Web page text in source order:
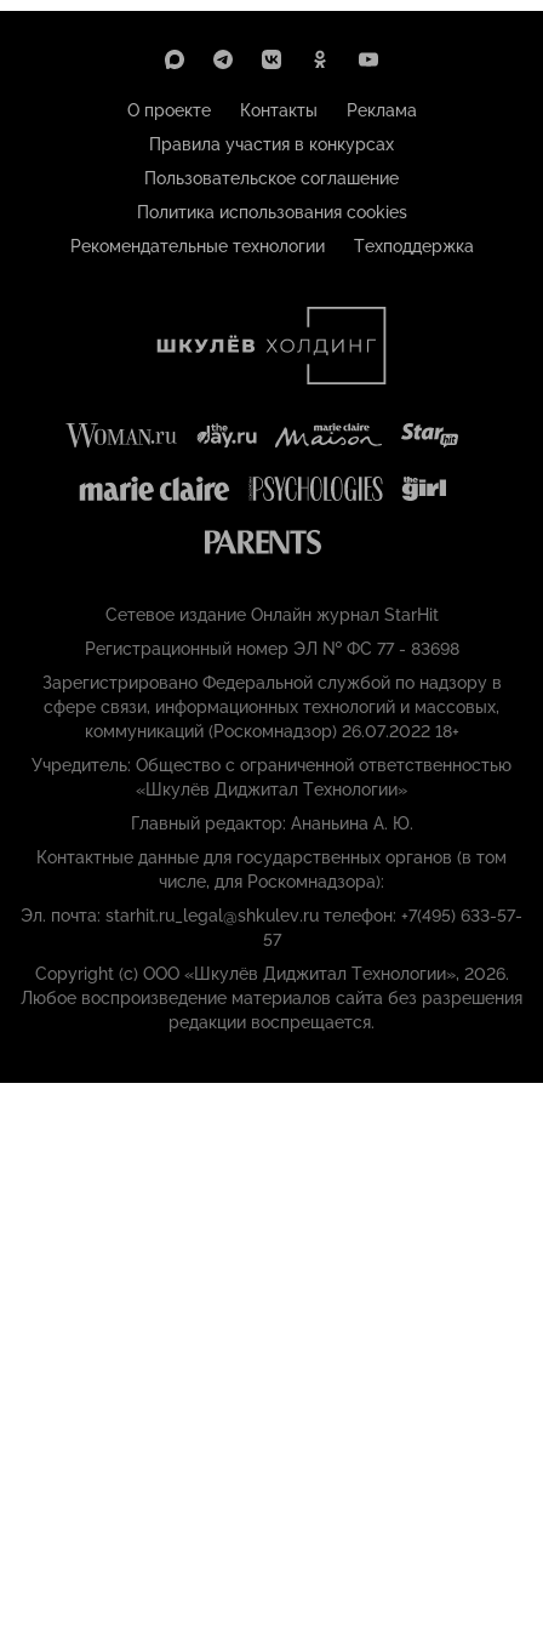
О проекте Контакты
Реклама
Правила участия в конкурсах
Пользовательское соглашение
Политика использования cookies
Рекомендательные технологии
Техподдержка
Сетевое издание Онлайн журнал StarHit
Регистрационный номер ЭЛ № ФС 77 - 83698
Зарегистрировано Федеральной службой по надзору в
сфере связи, информационных технологий и массовых,
коммуникаций (Роскомнадзор) 26.07.2022 18+
Учредитель: Общество с ограниченной ответственностью
«Шкулёв Диджитал Технологии»
Главный редактор: Ананьина А. Ю.
Контактные данные для государственных органов (в том
числе, для Роскомнадзора):
Эл. почта: starhit.ru_legal@shkulev.ru телефон: +7(495) 633-57-
57
Copyright (с) ООО «Шкулёв Диджитал Технологии», 2026.
Любое воспроизведение материалов сайта без разрешения
редакции воспрещается.